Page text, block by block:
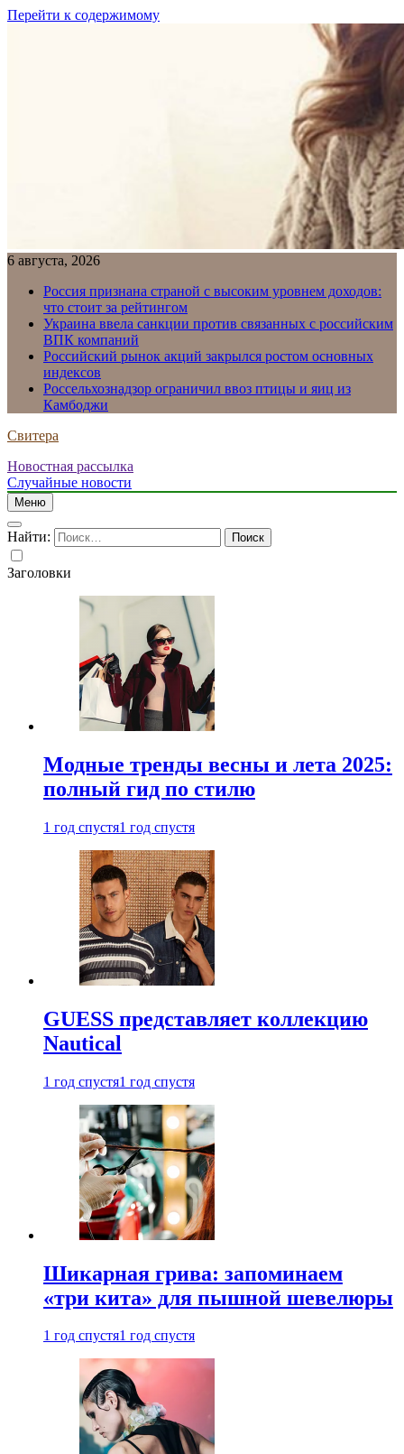
Перейти к содержимому
6 августа, 2026
Россия признана страной с высоким уровнем доходов:
что стоит за рейтингом
Украина ввела санкции против связанных с российским
ВПК компаний
Российский рынок акций закрылся ростом основных
индексов
Россельхознадзор ограничил ввоз птицы и яиц из
Камбоджи
Свитера
Новостная рассылка
Случайные новости
Меню
Найти:
Заголовки
Модные тренды весны и лета 2025:
полный гид по стилю
1 год спустя1 год спустя
GUESS представляет коллекцию
Nautical
1 год спустя1 год спустя
Шикарная грива: запоминаем
«три кита» для пышной шевелюры
1 год спустя1 год спустя